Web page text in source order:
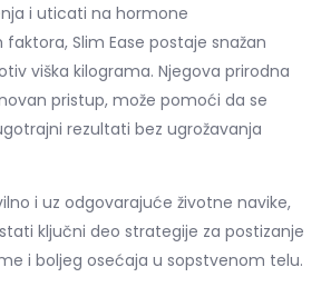
i uticati na hormone
Slim Ease postaje snažan
viška kilograma. Njegova prirodna
pristup, može pomoći da se
rezultati bez ugrožavanja
i uz odgovarajuće životne navike,
ključni deo strategije za postizanje
i boljeg osećaja u sopstvenom telu.